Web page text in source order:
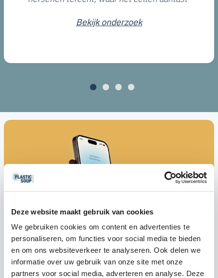
Deze website maakt gebruik van cookies
We gebruiken cookies om content en advertenties te
personaliseren, om functies voor social media te bieden
en om ons websiteverkeer te analyseren. Ook delen we
informatie over uw gebruik van onze site met onze
partners voor social media, adverteren en analyse. Deze
Bekijk onderzoek